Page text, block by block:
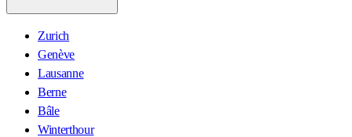
Zurich
Genève
Lausanne
Berne
Bâle
Winterthour